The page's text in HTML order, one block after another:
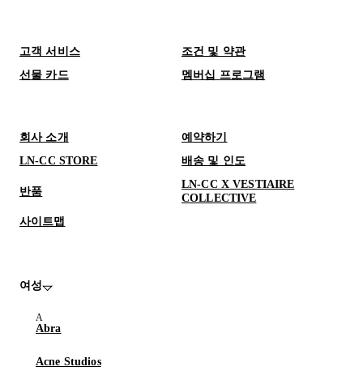
고객 서비스
조건 및 약관
선물 카드
멤버십 프로그램
회사 소개
예약하기
LN-CC STORE
배송 및 인도
반품
LN-CC X VESTIAIRE
COLLECTIVE
사이트맵
여성
Abra
Acne Studios